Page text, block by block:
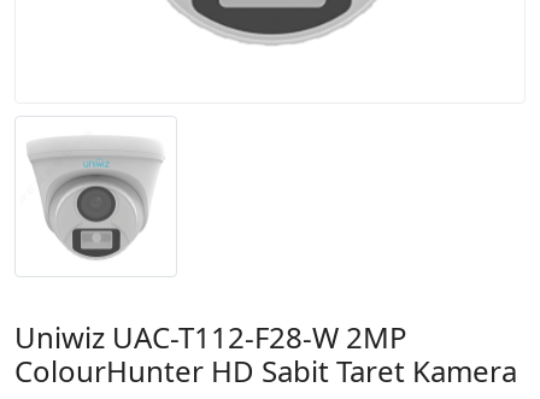
Uniwiz UAC-T112-F28-W 2MP
ColourHunter HD Sabit Taret Kamera